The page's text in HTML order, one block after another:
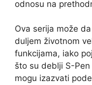
odnosu na
Ova serija može
duljem životnom
funkcijama, iako
što su deblji S-
mogu izazvati